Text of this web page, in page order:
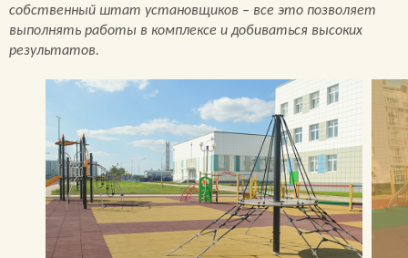
собственный штат установщиков – все это позволяет
выполнять работы в комплексе и добиваться высоких
результатов.